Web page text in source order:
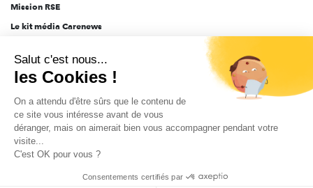
Mission RSE
Le kit média Carenews
AEF info
Novethic
PRODURABLE
Inclusiv Day
Données personnelles Mentions légales 2025-2026 Tout droits réservés
Salut c'est nous...
les Cookies !
On a attendu d'être sûrs que le contenu de
ce site vous intéresse avant de vous
déranger, mais on aimerait bien vous accompagner pendant votre
visite...
C'est OK pour vous ?
Consentements certifiés par